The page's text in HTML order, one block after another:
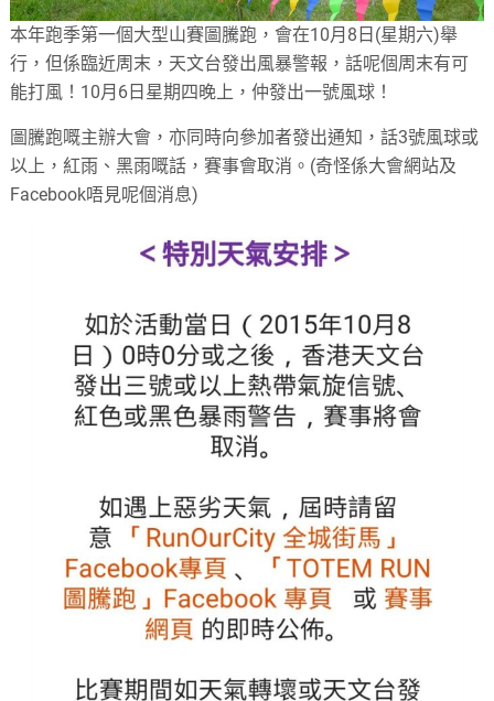
本年跑季第一個大型山賽圖騰跑，會在10月8日(星期六)舉
行，但係臨近周末，天文台發出風暴警報，話呢個周末有可
能打風！10月6日星期四晚上，仲發出一號風球！
圖騰跑嘅主辦大會，亦同時向參加者發出通知，話3號風球或
以上，紅雨、黑雨嘅話，賽事會取消。(奇怪係大會網站及
Facebook唔見呢個消息)